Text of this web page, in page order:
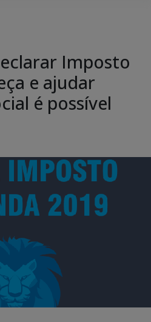
Imposto
e ajudar
é possível